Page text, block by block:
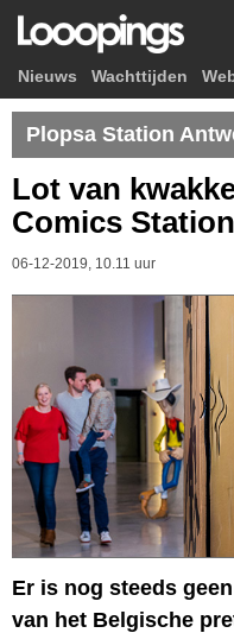
Nieuws Wachttijden
Plopsa Station
Lot van
Comics
06-12-2019, 10.11 uur
Er is nog steeds
van het Belgische